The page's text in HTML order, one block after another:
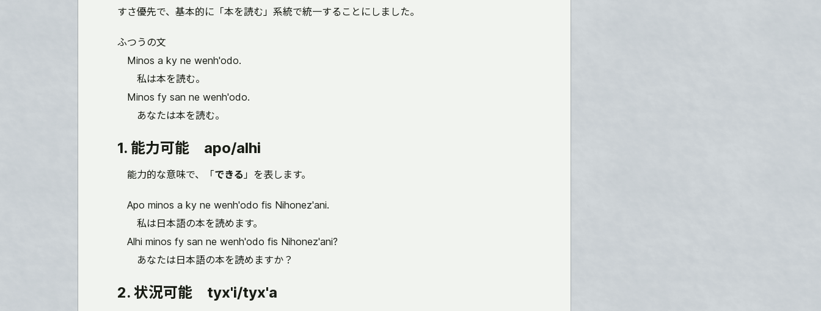
すさ優先で、基本的に「本を読む」系統で統一することにしました。
ふつうの文
Minos a ky ne wenh'odo.
私は本を読む。
Minos fy san ne wenh'odo.
あなたは本を読む。
1. 能力可能 apo/alhi
能力的な意味で、「できる」を表します。
Apo minos a ky ne wenh'odo fis Nihonez'ani.
私は日本語の本を読めます。
Alhi minos fy san ne wenh'odo fis Nihonez'ani?
あなたは日本語の本を読めますか？
2. 状況可能 tyx'i/tyx'a